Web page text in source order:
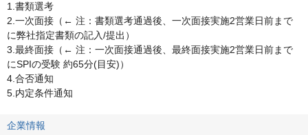
1.書類選考
2.一次面接（← 注：書類選考通過後、一次面接実施2営業日前まで
に弊社指定書類の記入/提出）
3.最終面接（← 注：一次面接通過後、最終面接実施2営業日前まで
にSPIの受験 約65分(目安)）
4.合否通知
5.内定条件通知
企業情報